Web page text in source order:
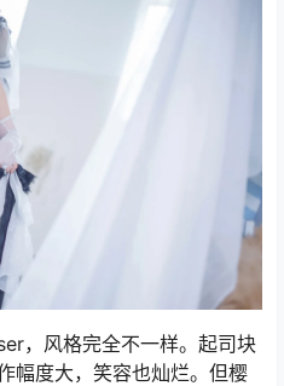
，风格完全不一样。起司块
幅度大，笑容也灿烂。但樱